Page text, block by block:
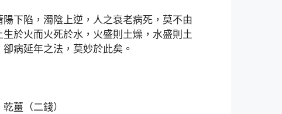
下陷，濁陰上逆，人之衰老病死，莫不由
於火而火死於水，火盛則土燥，水盛則土
病延年之法，莫妙於此矣。
薑（二錢）